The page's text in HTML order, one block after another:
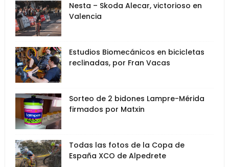
Nesta – Skoda Alecar, victorioso en
Valencia
Estudios Biomecánicos en bicicletas
reclinadas, por Fran Vacas
Sorteo de 2 bidones Lampre-Mérida
firmados por Matxin
Todas las fotos de la Copa de
España XCO de Alpedrete